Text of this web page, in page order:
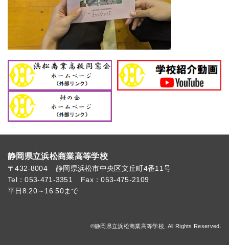
静岡県立浜松商業高等学校
〒432-8004
静岡県浜松市中央区文丘町4番11号
Tel：053-471-3351
Fax：053-475-2109
平日8:20～16:50まで
©静岡県立浜松商業高等学校, All Rights Reserved.